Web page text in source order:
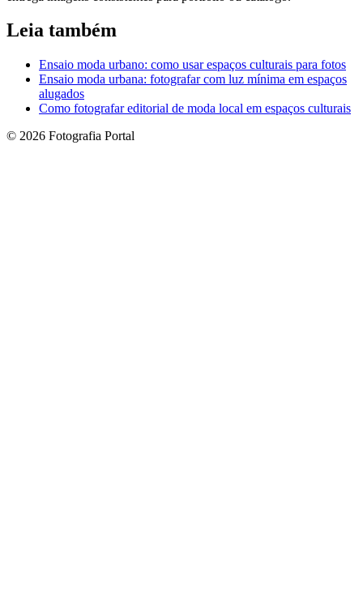
Leia também
Ensaio moda urbano: como usar espaços culturais para fotos
Ensaio moda urbana: fotografar com luz mínima em espaços
alugados
Como fotografar editorial de moda local em espaços culturais
© 2026 Fotografia Portal